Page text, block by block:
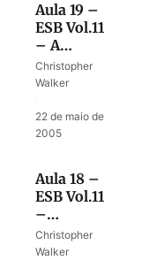
Aula 19 –
ESB Vol.11
– A
caverna
de Adulão
Christopher
Walker
22 de maio de
2005
Aula 18 –
ESB Vol.11
–
Aprendendo
a
Christopher
Walker